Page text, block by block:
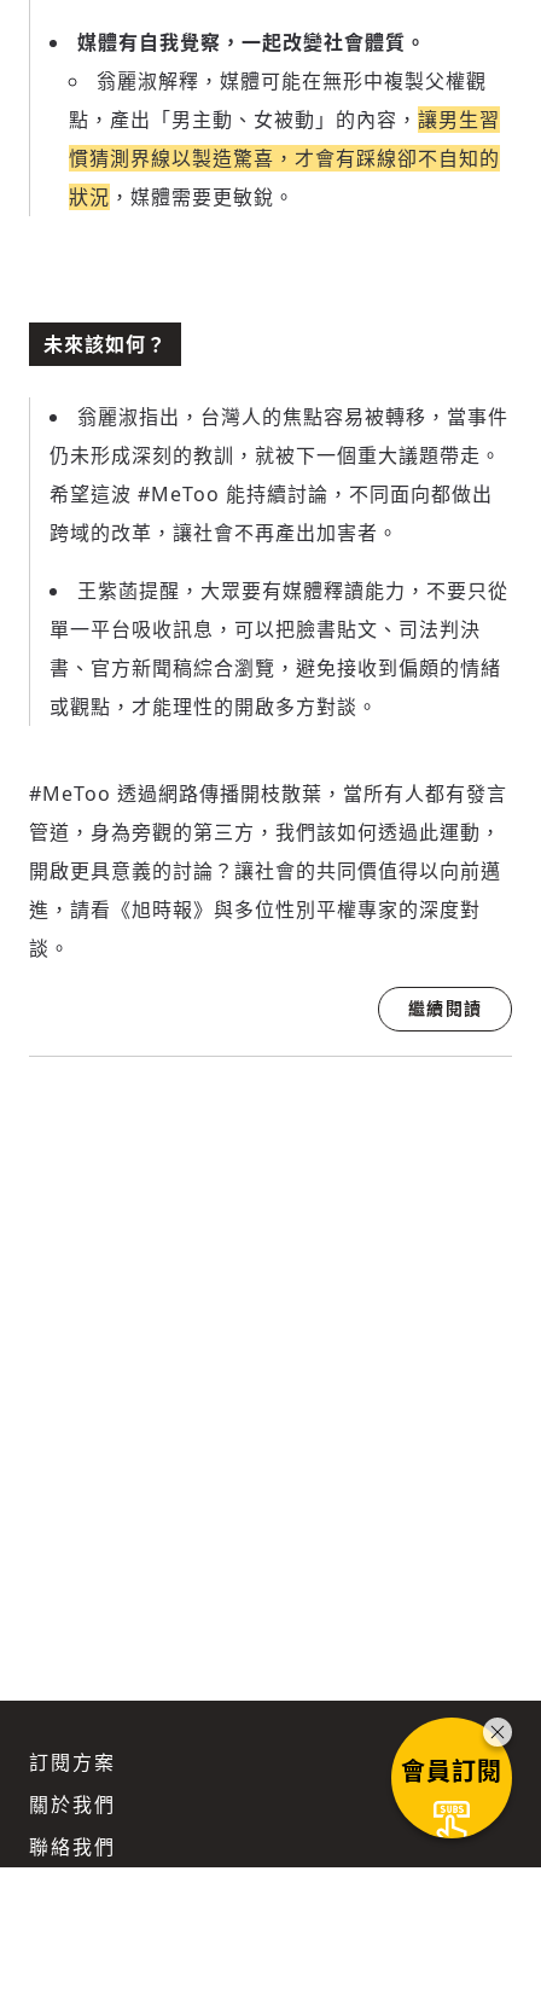
媒體有自我覺察，一起改變社會體質。
翁麗淑解釋，媒體可能在無形中複製父權觀
點，產出「男主動、女被動」的內容， 讓男生習
慣猜測界線以製造驚喜，才會有踩線卻不自知的
狀況 ，媒體需要更敏銳。
未來該如何？
翁麗淑指出，台灣人的焦點容易被轉移，當事件
仍未形成深刻的教訓，就被下一個重大議題帶走。
希望這波 #MeToo 能持續討論，不同面向都做出
跨域的改革，讓社會不再產出加害者。
王紫菡提醒，大眾要有媒體釋讀能力，不要只從
單一平台吸收訊息，可以把臉書貼文、司法判決
書、官方新聞稿綜合瀏覽，避免接收到偏頗的情緒
或觀點，才能理性的開啟多方對談。
#MeToo 透過網路傳播開枝散葉，當所有人都有發言
管道，身為旁觀的第三方，我們該如何透過此運動，
開啟更具意義的討論？讓社會的共同價值得以向前邁
進，請看《旭時報》與多位性別平權專家的深度對
談。
繼續閱讀
訂閱方案
關於我們
聯絡我們
會員訂閱